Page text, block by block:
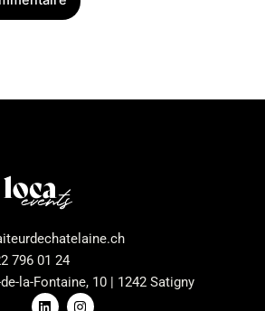
796 01 24
de-la-Fontaine, 10 | 1242 Satigny
L
I